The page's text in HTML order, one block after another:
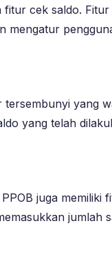
fitur cek saldo.
mengatur
yang
yang telah
juga
jumlah